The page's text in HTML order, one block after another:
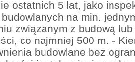
ostatnich 5 lat, jako
budowlanych na min.
związanym z budową
co najmniej 500 m. -
budowlane bez